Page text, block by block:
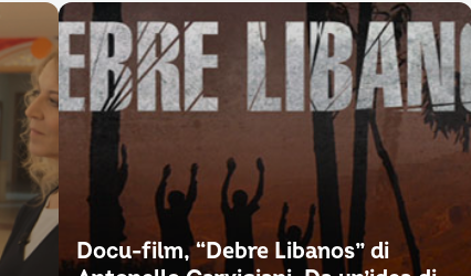
Docu-film, “Debre Libanos” di